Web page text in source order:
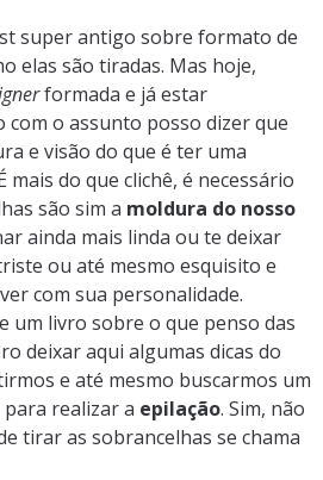
super antigo sobre formato de
elas são tiradas. Mas hoje,
formada e já estar
o assunto posso dizer que
e visão do que é ter uma
do que clichê, é necessário
são sim a moldura do nosso
ainda mais linda ou te deixar
ou até mesmo esquisito e
com sua personalidade.
um livro sobre o que penso das
deixar aqui algumas dicas do
e até mesmo buscarmos um
realizar a epilação. Sim, não
tirar as sobrancelhas se chama